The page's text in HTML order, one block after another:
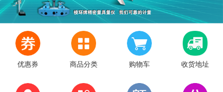
优惠券 商品分类 购物车 收货地址